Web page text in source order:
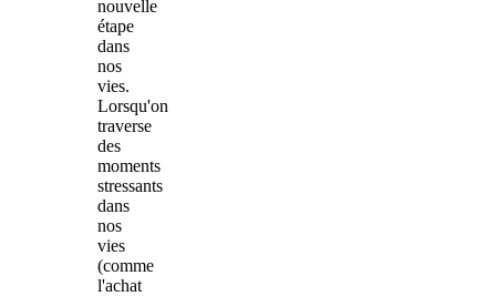
nouvelle
étape
dans
nos
vies.
Lorsqu'on
traverse
des
moments
stressants
dans
nos
vies
(comme
l'achat